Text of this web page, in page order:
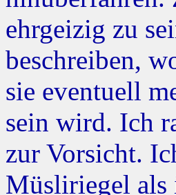
ehrgeizig zu
beschreiben,
sie eventuell
sein wird. Ich
zur Vorsicht.
Müsliriegel als